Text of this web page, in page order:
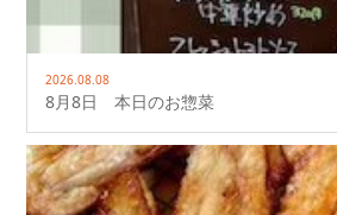
2026.08.08
8月8日 本日のお惣菜